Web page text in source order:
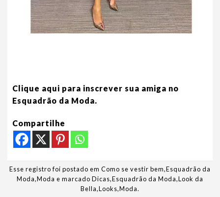
Clique aqui para inscrever sua amiga no
Esquadrão da Moda.
Compartilhe
Esse registro foi postado em Como se vestir bem,Esquadrão da
Moda,Moda e marcado Dicas,Esquadrão da Moda,Look da
Bella,Looks,Moda.